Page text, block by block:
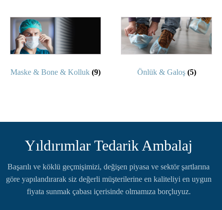
Maske & Bone & Kolluk (9) Önlük & Galoş (5)
Yıldırımlar Tedarik Ambalaj
Başarılı ve köklü geçmişimizi, değişen piyasa ve sektör şartlarına
göre yapılandırarak siz değerli müşterilerine en kaliteliyi en uygun
fiyata sunmak çabası içerisinde olmamıza borçluyuz.